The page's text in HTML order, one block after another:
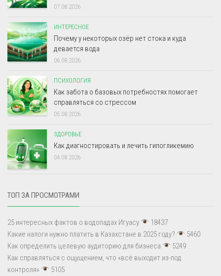
07.08.2026
ИНТЕРЕСНОЕ
Почему у некоторых озёр нет стока и куда
девается вода
06.08.2026
ПСИХОЛОГИЯ
Как забота о базовых потребностях помогает
справляться со стрессом
05.08.2026
ЗДОРОВЬЕ
Как диагностировать и лечить гипогликемию
04.08.2026
ТОП ЗА ПРОСМОТРАМИ
25 интересных фактов о водопадах Игуасу
18437
Какие налоги нужно платить в Казахстане в 2025 году?
5460
Как определить целевую аудиторию для бизнеса
5249
Как справляться с ощущением, что «всё выходит из-под
контроля»
5105